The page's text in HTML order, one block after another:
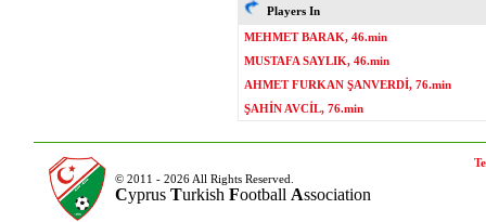
Players In
MEHMET BARAK, 46.min
MUSTAFA SAYLIK, 46.min
AHMET FURKAN ŞANVERDİ, 76.min
ŞAHİN AVCİL, 76.min
© 2011 - 2026 All Rights Reserved.
Cyprus Turkish Football Association